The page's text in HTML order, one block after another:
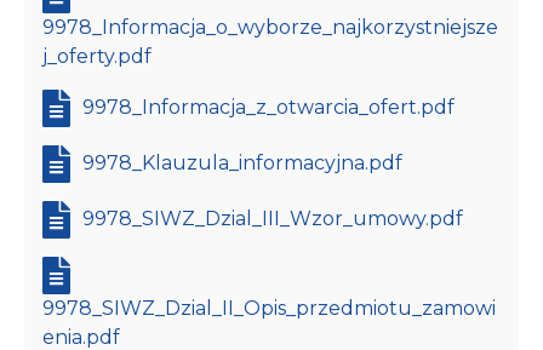
9978_Informacja_o_wyborze_najkorzystniejsze
j_oferty.pdf
9978_Informacja_z_otwarcia_ofert.pdf
9978_Klauzula_informacyjna.pdf
9978_SIWZ_Dzial_III_Wzor_umowy.pdf
9978_SIWZ_Dzial_II_Opis_przedmiotu_zamowi
enia.pdf